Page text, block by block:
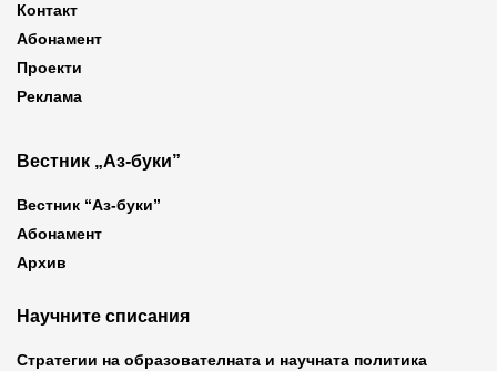
Контакт
Абонамент
Проекти
Реклама
Вестник „Аз-буки”
Вестник “Аз-буки”
Абонамент
Архив
Научните списания
Стратегии на образователната и научната политика